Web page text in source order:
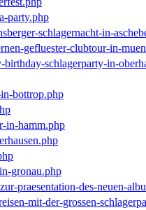
party.php
schlagernacht-in-
gefluester-clubtour-in-
schlagerparty-in-
bottrop.php
in-hamm.php
gronau.php
praesentation-des-neuen-
mit-der-grossen-